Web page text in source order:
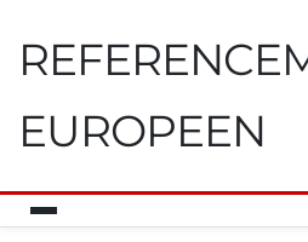
EUROPEEN